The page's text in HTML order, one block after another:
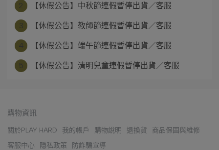
【休假公告】中秋節連假暫停出貨／客服
【休假公告】教師節連假暫停出貨／客服
【休假公告】端午節連假暫停出貨／客服
【休假公告】清明兒童連假暫停出貨／客服
購物資訊
關於PLAY HARD 我的帳戶 購物說明 退換貨
商品保固與維修
客服中心
隱私政策 防詐騙宣導